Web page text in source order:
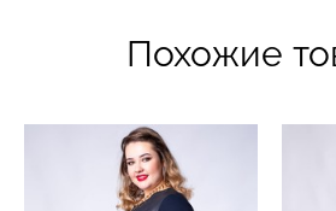
Похожие